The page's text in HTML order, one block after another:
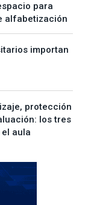
para
alfabetización
importan
protección
los tres
aula